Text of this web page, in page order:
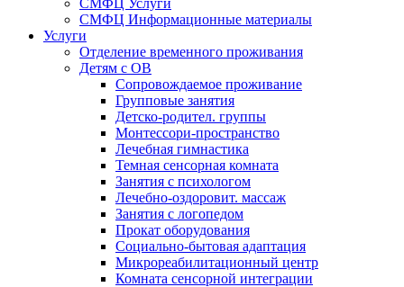
СМФЦ Услуги
СМФЦ Информационные материалы
Услуги
Отделение временного проживания
Детям с ОВ
Сопровождаемое проживание
Групповые занятия
Детско-родител. группы
Монтессори-пространство
Лечебная гимнастика
Темная сенсорная комната
Занятия с психологом
Лечебно-оздоровит. массаж
Занятия с логопедом
Прокат оборудования
Социально-бытовая адаптация
Микрореабилитационный центр
Комната сенсорной интеграции